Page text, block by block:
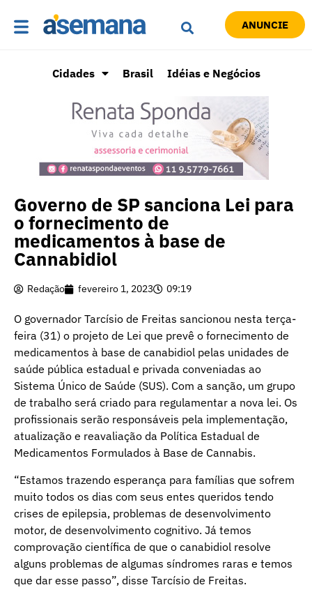
ANUNCIE
Cidades Brasil Idéias e Negócios
Governo de SP sanciona Lei para
o fornecimento de
medicamentos à base de
Cannabidiol
Redação fevereiro 1, 2023 09:19
O governador Tarcísio de Freitas sancionou nesta terça-
feira (31) o projeto de Lei que prevê o fornecimento de
medicamentos à base de canabidiol pelas unidades de
saúde pública estadual e privada conveniadas ao
Sistema Único de Saúde (SUS). Com a sanção, um grupo
de trabalho será criado para regulamentar a nova lei. Os
profissionais serão responsáveis pela implementação,
atualização e reavaliação da Política Estadual de
Medicamentos Formulados à Base de Cannabis.
“Estamos trazendo esperança para famílias que sofrem
muito todos os dias com seus entes queridos tendo
crises de epilepsia, problemas de desenvolvimento
motor, de desenvolvimento cognitivo. Já temos
comprovação científica de que o canabidiol resolve
alguns problemas de algumas síndromes raras e temos
que dar esse passo”, disse Tarcísio de Freitas.